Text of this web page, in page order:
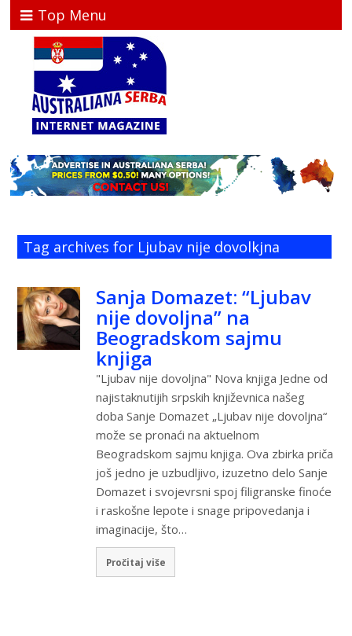
Top Menu
Tag archives for Ljubav nije dovolkjna
Sanja Domazet: “Ljubav
nije dovoljna” na
Beogradskom sajmu
knjiga
"Ljubav nije dovoljna" Nova knjiga Jedne od
najistaknutijih srpskih književnica našeg
doba Sanje Domazet „Ljubav nije dovoljna“
može se pronaći na aktuelnom
Beogradskom sajmu knjiga. Ova zbirka priča
još jedno je uzbudljivo, izuzetno delo Sanje
Domazet i svojevrsni spoj filigranske finoće
i raskošne lepote i snage pripovedanja i
imaginacije, što…
Pročitaj više